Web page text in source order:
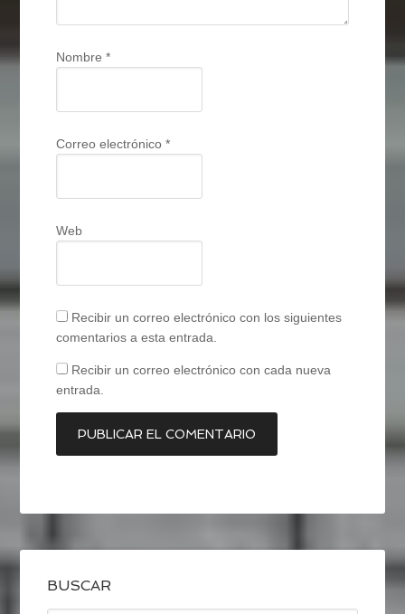
Nombre*
Correo electrónico*
Web
Recibir un correo electrónico con los siguientes
comentarios a esta entrada.
Recibir un correo electrónico con cada nueva
entrada.
BUSCAR